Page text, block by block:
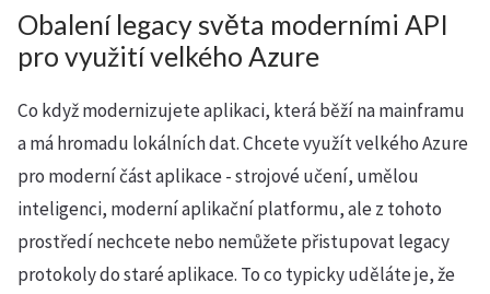
Obalení legacy světa moderními API
pro využití velkého Azure
Co když modernizujete aplikaci, která běží na mainframu
a má hromadu lokálních dat. Chcete využít velkého Azure
pro moderní část aplikace - strojové učení, umělou
inteligenci, moderní aplikační platformu, ale z tohoto
prostředí nechcete nebo nemůžete přistupovat legacy
protokoly do staré aplikace. To co typicky uděláte je, že